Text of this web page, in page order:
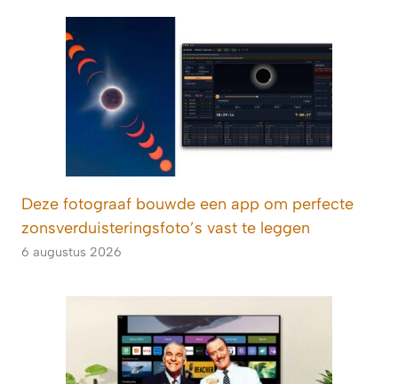
Deze fotograaf bouwde een app om perfecte
zonsverduisteringsfoto’s vast te leggen
6 augustus 2026